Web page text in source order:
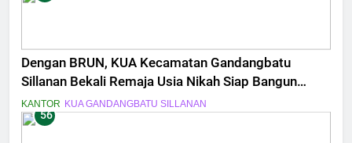
Dengan BRUN, KUA Kecamatan Gandangbatu
Sillanan Bekali Remaja Usia Nikah Siap Bangun
Keluarga Sakinah
KANTOR KUA GANDANGBATU SILLANAN
56